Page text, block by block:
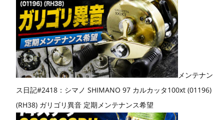
メンテナン
ス日記#2418：シマノ SHIMANO 97 カルカッタ100xt (01196)
(RH38) ガリゴリ異音 定期メンテナンス希望